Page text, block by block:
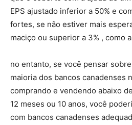
EPS ajustado inferior a 50% e
fortes, se não estiver mais
maciço ou superior a 3% , como
no entanto, se você pensar
maioria dos bancos canadenses
comprando e vendendo abaixo
12 meses ou 10 anos, você
com bancos canadenses